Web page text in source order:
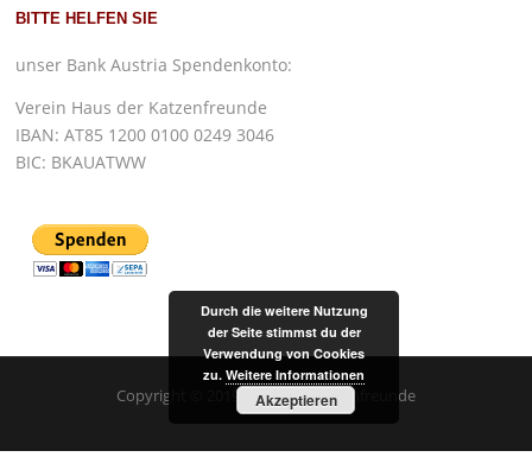
BITTE HELFEN SIE
unser Bank Austria Spendenkonto:
Verein Haus der Katzenfreunde
IBAN: AT85 1200 0100 0249 3046
BIC: BKAUATWW
Copyright © 2019 Haus der Katzenfreunde
Durch die weitere Nutzung
der Seite stimmst du der
Verwendung von Cookies
zu. Weitere Informationen
Akzeptieren